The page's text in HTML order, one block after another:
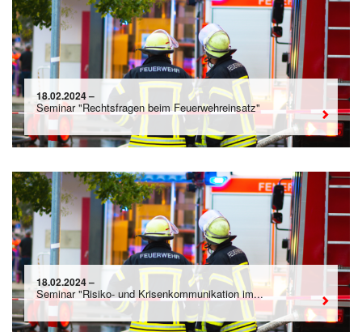
18.02.2024 –
Seminar "Rechtsfragen beim Feuerwehreinsatz"
18.02.2024 –
Seminar "Risiko- und Krisenkommunikation im...